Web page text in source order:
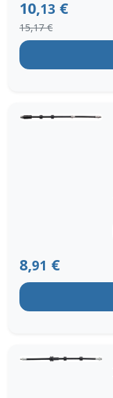
10,13 €
15,17 €
8,91 €